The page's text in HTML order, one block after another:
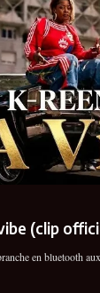
(clip
en bluetooth